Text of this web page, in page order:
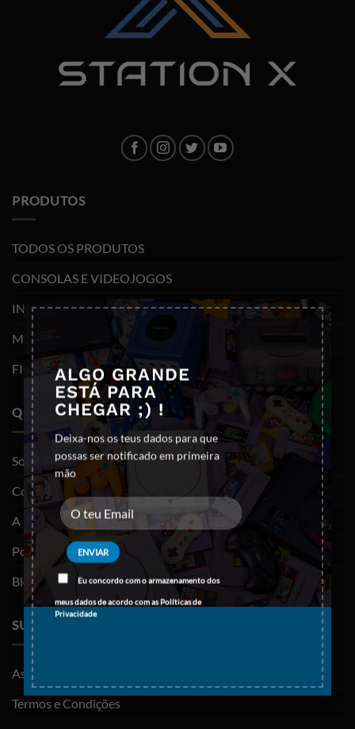
ALGO GRANDE
ESTÁ PARA
CHEGAR ;) !
Deixa-nos os teus dados para que
possas ser notificado em primeira
mão
Eu concordo com o armazenamento dos
meus dados de acordo com asPolíticas de
Privacidade
×
PRODUTOS
TODOS OS PRODUTOS
CONSOLAS E VIDEOJOGOS
INFORMÁTICA
MOBILIDADE
FIGURAS FUNKO POP
QUEM SOMOS
Sobre nós
Contactos
A minha conta
Política de privacidade
Blog
SUPORTE
As minhas encomendas
Termos e Condições